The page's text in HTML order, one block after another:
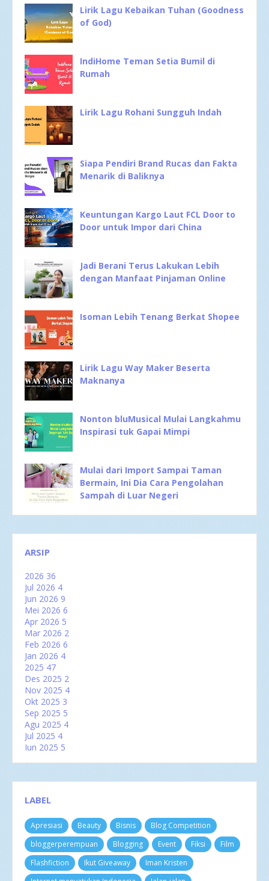
Lirik Lagu Kebaikan Tuhan (Goodness
of God)
IndiHome Teman Setia Bumil di
Rumah
Lirik Lagu Rohani Sungguh Indah
Siapa Pendiri Brand Rucas dan Fakta
Menarik di Baliknya
Keuntungan Kargo Laut FCL Door to
Door untuk Impor dari China
Jadi Berani Terus Lakukan Lebih
dengan Manfaat Pinjaman Online
Isoman Lebih Tenang Berkat Shopee
Lirik Lagu Way Maker Beserta
Maknanya
Nonton bluMusical Mulai Langkahmu
Inspirasi tuk Gapai Mimpi
Mulai dari Import Sampai Taman
Bermain, Ini Dia Cara Pengolahan
Sampah di Luar Negeri
ARSIP
2026 36
Jul 2026 4
Jun 2026 9
Mei 2026 6
Apr 2026 5
Mar 2026 2
Feb 2026 6
Jan 2026 4
2025 47
Des 2025 2
Nov 2025 4
Okt 2025 3
Sep 2025 5
Agu 2025 4
Jul 2025 4
Jun 2025 5
Mar 20256
Jan 2025
202460
Des 2024 3
Nov 20244
Okt 20248
Sep 20244
Agu 20243
LABEL
Apresiasi Beauty Bisnis
Blog Competition
bloggerperempuan
Blogging Event Fiksi
Film
Flashfiction
Ikut Giveaway
Iman Kristen